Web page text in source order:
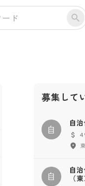
募集して
自
自
自
自
（